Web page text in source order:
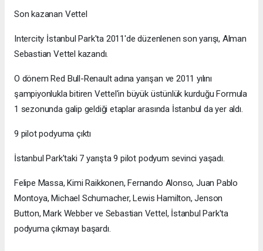
Son kazanan Vettel
Intercity İstanbul Park'ta 2011'de düzenlenen son yarışı, Alman
Sebastian Vettel kazandı.
O dönem Red Bull-Renault adına yarışan ve 2011 yılını
şampiyonlukla bitiren Vettel'in büyük üstünlük kurduğu Formula
1 sezonunda galip geldiği etaplar arasında İstanbul da yer aldı.
9 pilot podyuma çıktı
İstanbul Park'taki 7 yarışta 9 pilot podyum sevinci yaşadı.
Felipe Massa, Kimi Raikkonen, Fernando Alonso, Juan Pablo
Montoya, Michael Schumacher, Lewis Hamilton, Jenson
Button, Mark Webber ve Sebastian Vettel, İstanbul Park'ta
podyuma çıkmayı başardı.